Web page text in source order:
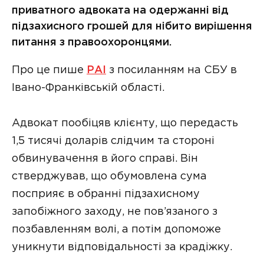
приватного адвоката на одержанні від
підзахисного грошей для нібито вирішення
питання з правоохоронцями.
Про це пише РАІ
з посиланням на СБУ в
Івано-Франківській області.
Адвокат пообіцяв клієнту, що передасть
1,5 тисячі доларів слідчим та стороні
обвинувачення в його справі. Він
стверджував, що обумовлена сума
посприяє в обранні підзахисному
запобіжного заходу, не пов’язаного з
позбавленням волі, а потім допоможе
уникнути відповідальності за крадіжку.